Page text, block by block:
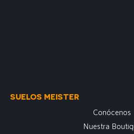
SUELOS MEISTER
Conócenos
Nuestra